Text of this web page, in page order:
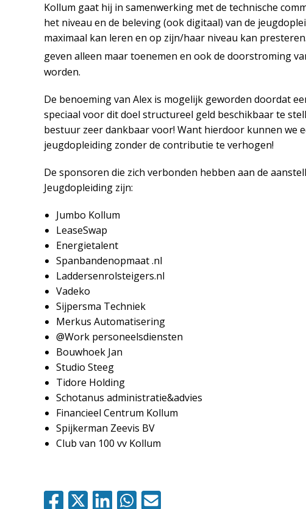
Kollum gaat hij in samenwerking met de technische
het niveau en de beleving (ook digitaal) van de
maximaal kan leren en op zijn/haar niveau kan
geven alleen maar toenemen en ook de doorstroming
worden.
De benoeming van Alex is mogelijk geworden doordat
speciaal voor dit doel structureel geld beschikbaar te
bestuur zeer dankbaar voor! Want hierdoor kunnen we
jeugdopleiding zonder de contributie te verhogen!
De sponsoren die zich verbonden hebben aan de
Jeugdopleiding zijn:
Jumbo Kollum
LeaseSwap
Energietalent
Spanbandenopmaat .nl
Laddersenrolsteigers.nl
Vadeko
Sijpersma Techniek
Merkus Automatisering
@Work personeelsdiensten
Bouwhoek Jan
Studio Steeg
Tidore Holding
Schotanus administratie&advies
Financieel Centrum Kollum
Spijkerman Zeevis BV
Club van 100 vv Kollum